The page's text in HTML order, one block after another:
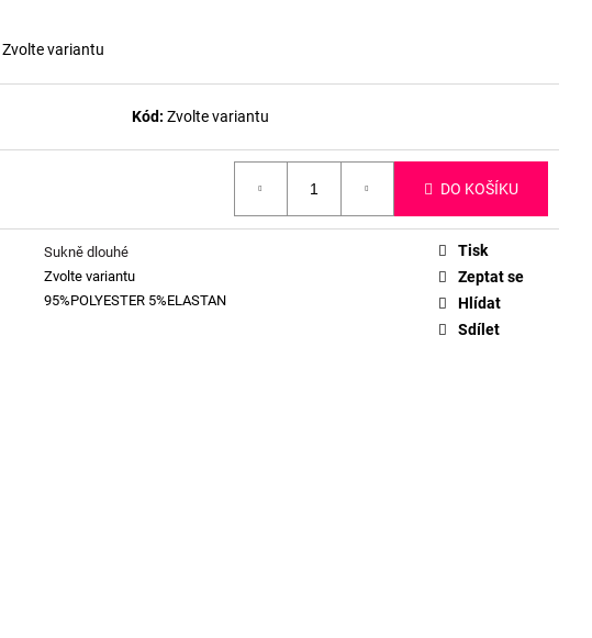
Zvolte variantu
Kód: Zvolte variantu
DO KOŠÍKU
Sukně dlouhé
Zvolte variantu
95%POLYESTER 5%ELASTAN
Tisk
Zeptat se
Hlídat
Sdílet